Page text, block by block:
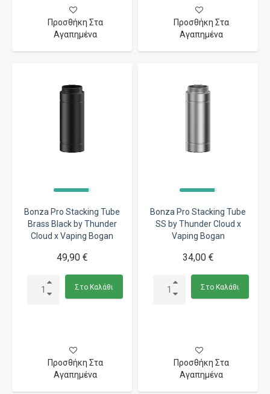
Προσθήκη Στα
Αγαπημένα
Προσθήκη Στα
Αγαπημένα
Bonza Pro Stacking Tube
Brass Black by Thunder
Cloud x Vaping Bogan
49,90 €
Στο Καλάθι
Προσθήκη Στα
Αγαπημένα
Bonza Pro Stacking Tube
SS by Thunder Cloud x
Vaping Bogan
34,00 €
Στο Καλάθι
Προσθήκη Στα
Αγαπημένα